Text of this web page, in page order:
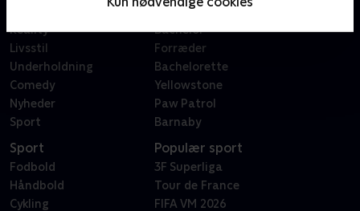
Reality
Livsstil
Underholdning
Comedy
Nyheder
Sport
X Factor
Bachelor
Forræder
Bachelorette
Yellowstone
Paw Patrol
Barnaby
Sport
Fodbold
Håndbold
Cykling
Populær sport
3F Superliga
Tour de France
FIFA VM 2026